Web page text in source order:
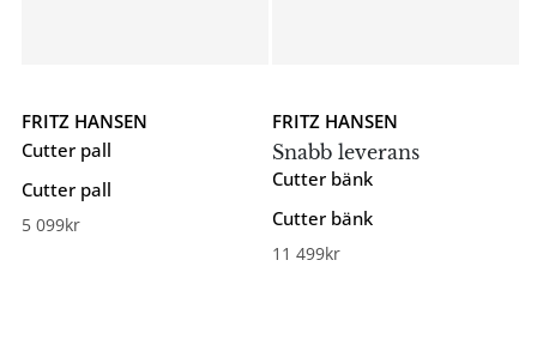
FRITZ HANSEN
Cutter pall
Cutter pall
5 099kr
FRITZ HANSEN
Snabb leverans
Cutter bänk
Cutter bänk
11 499kr